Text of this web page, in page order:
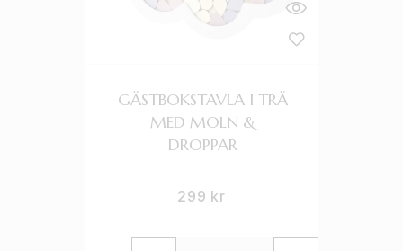
GÄSTBOKSTAVLA I TRÄ
MED MOLN &
DROPPAR
299 kr